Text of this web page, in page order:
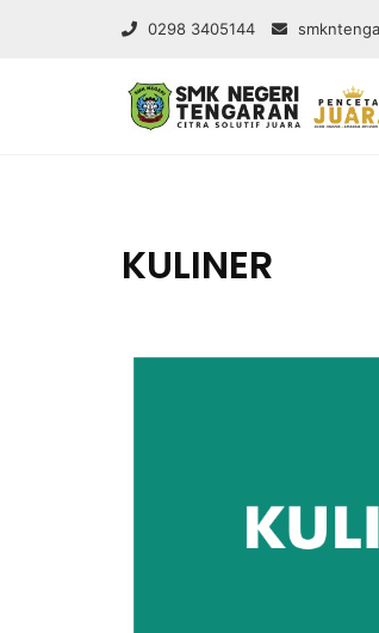
0298 3405144
KULINER